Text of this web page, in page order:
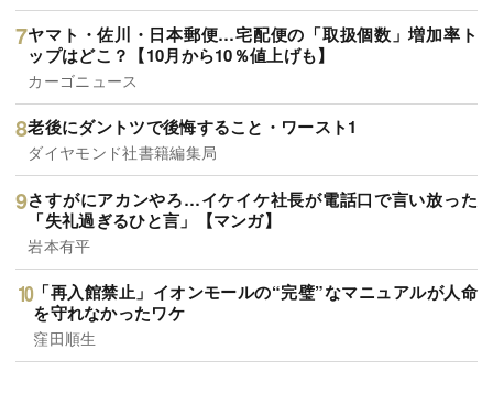
ヤマト・佐川・日本郵便…宅配便の「取扱個数」増加率ト
ップはどこ？【10月から10％値上げも】
カーゴニュース
老後にダントツで後悔すること・ワースト1
ダイヤモンド社書籍編集局
さすがにアカンやろ…イケイケ社長が電話口で言い放った
「失礼過ぎるひと言」【マンガ】
岩本有平
「再入館禁止」イオンモールの“完璧”なマニュアルが人命
を守れなかったワケ
窪田順生